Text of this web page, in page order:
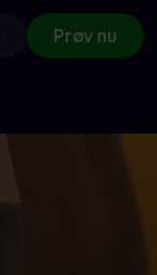
Prøv nu